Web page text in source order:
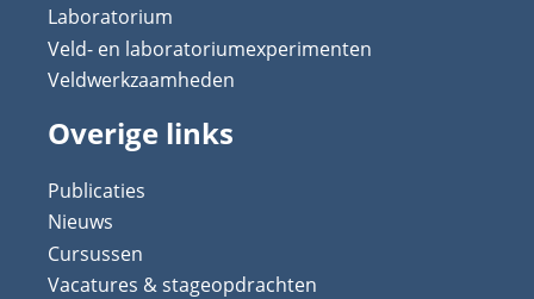
Laboratorium
Veld- en laboratoriumexperimenten
Veldwerkzaamheden
Overige links
Publicaties
Nieuws
Cursussen
Vacatures & stageopdrachten